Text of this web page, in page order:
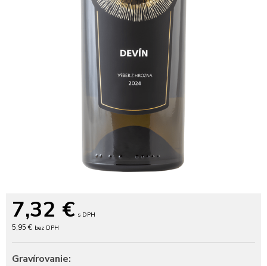
7,32 € s DPH
5,95 € bez DPH
Gravírovanie: